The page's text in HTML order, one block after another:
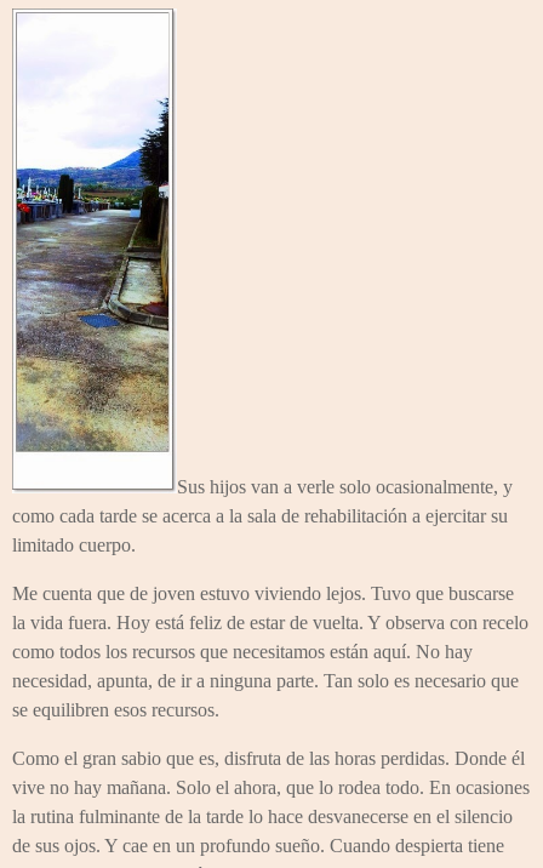
Sus hijos van a verle solo ocasionalmente, y
como cada tarde se acerca a la sala de rehabilitación a ejercitar su
limitado cuerpo.
Me cuenta que de joven estuvo viviendo lejos. Tuvo que buscarse
la vida fuera. Hoy está feliz de estar de vuelta. Y observa con recelo
como todos los recursos que necesitamos están aquí. No hay
necesidad, apunta, de ir a ninguna parte. Tan solo es necesario que
se equilibren esos recursos.
Como el gran sabio que es, disfruta de las horas perdidas. Donde él
vive no hay mañana. Solo el ahora, que lo rodea todo. En ocasiones
la rutina fulminante de la tarde lo hace desvanecerse en el silencio
de sus ojos. Y cae en un profundo sueño. Cuando despierta tiene